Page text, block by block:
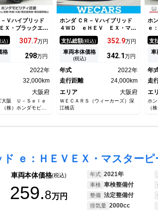
Ｖハイブリッド
Ｘ・ブラックエデ
ンルーフ 禁煙
リアカメラ 前
本革シート ＥＴ
滞追従 アダプテ
Ｂｌｕｅｔｏｏ
オートハイビー
込) 307.7万円
格
298万円
2022年
32,000km
大阪府
大阪 Ｕ－Ｓｅｌｅ
株）ホンダモビリ
ホンダ ＣＲ－Ｖハイブリッド
４ＷＤ ｅＨＥＶ ＥＸ・マス
ターピース 新品タイヤ／サン
ルーフ／保証書／純正 ＳＤナ
ビ／ホンダセンシング／シート
ヒーター 全席／車線逸脱防止
ザー／電動バックドア／ドライ
ブレコーダー 純正／ヘッドラ
支払総額(税込) 352.9万円
車両本体価格
(税込) 342.1万円
年式
2022年
走行距離
24,000km
エリア
大阪府
ＷＥＣＡＲＳ（ウィーカーズ）深
江橋店
ホ
ｅ
ィ
車
ラ
ア
ｅ
子
支
車
年
走
エ
ホ
（
車両本体価格(税込)
259.8万円
年式 2021年
車検 車検整備付
整備 法定整備付
排気量 2000cc